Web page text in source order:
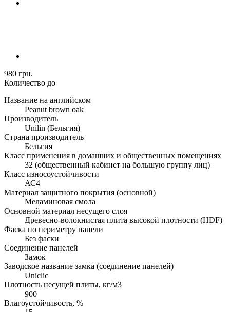
980 грн.
Количество до
Название на английском
Peanut brown oak
Производитель
Unilin (Бельгия)
Страна производитель
Бельгия
Класс применения в домашних и общественных помещениях
32 (общественный кабинет на большую группу лиц)
Класс износоустойчивости
АС4
Материал защитного покрытия (основной)
Меламиновая смола
Основной материал несущего слоя
Древесно-волокнистая плита высокой плотности (HDF)
Фаска по периметру панели
Без фаски
Соединение панелей
Замок
Заводское название замка (соединение панелей)
Uniclic
Плотность несущей плиты, кг/м3
900
Влагоустойчивость, %